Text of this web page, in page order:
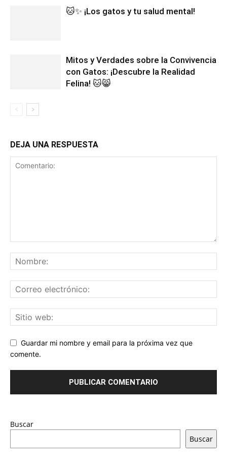
🐱✨ ¡Los gatos y tu salud mental!
Mitos y Verdades sobre la Convivencia
con Gatos: ¡Descubre la Realidad
Felina! 🐱😸
DEJA UNA RESPUESTA
Guardar mi nombre y email para la próxima vez que
comente.
Buscar
Buscar